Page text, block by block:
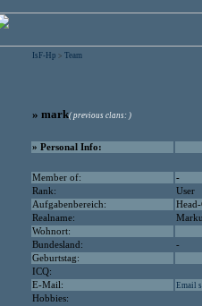
IsF-Hp > Team
» mark( previous clans: )
» Personal Info:
Member of:
-
Rank:
User
Aufgabenbereich:
Realname:
Wohnort:
Bundesland:
-
Geburtstag:
ICQ:
E-Mail:
Email
Hobbies: